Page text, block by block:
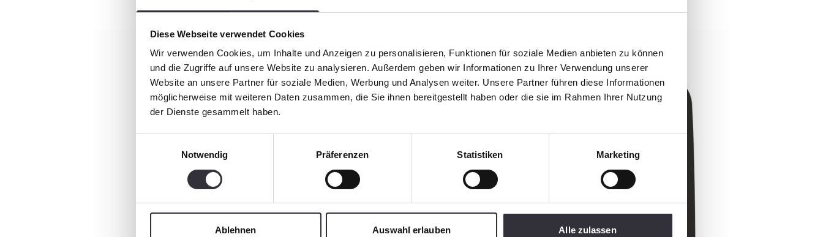
Diese Webseite verwendet Cookies
Wir verwenden Cookies, um Inhalte und Anzeigen zu personalisieren, Funktionen für soziale Medien anbieten zu können
und die Zugriffe auf unsere Website zu analysieren. Außerdem geben wir Informationen zu Ihrer Verwendung unserer
Website an unsere Partner für soziale Medien, Werbung und Analysen weiter. Unsere Partner führen diese Informationen
möglicherweise mit weiteren Daten zusammen, die Sie ihnen bereitgestellt haben oder die sie im Rahmen Ihrer Nutzung
der Dienste gesammelt haben.
Notwendig
Präferenzen Statistiken Marketing
Ablehnen Auswahl erlauben Alle zulassen